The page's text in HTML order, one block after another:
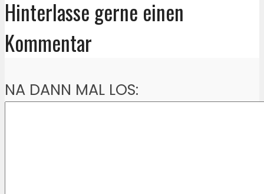
Hinterlasse gerne einen
Kommentar
NA DANN MAL LOS: